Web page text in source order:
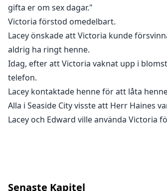
gifta er om sex dagar."
Victoria förstod omedelbart.
Lacey önskade att Victoria kunde
aldrig ha ringt henne.
Idag, efter att Victoria vaknat upp i
telefon.
Lacey kontaktade henne för att låta
Alla i Seaside City visste att Herr Haines
Lacey och Edward ville använda Victoria
Senaste Kapitel